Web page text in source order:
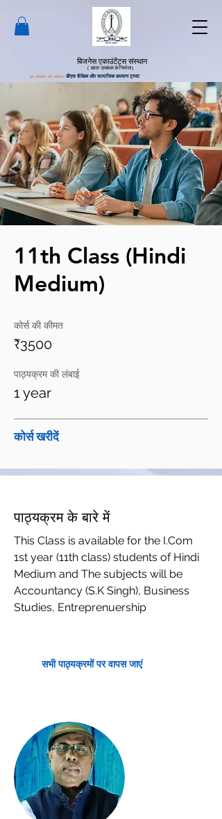
( खाता प्रबंधक केनिर्माता)
बिजनेस एकाउंटेंट्स संस्थान
द्वारा संचालित और प्रबंधित: डीएस शैक्षिक और सामाजिक कल्याण ट्रस्ट
11th Class (Hindi
Medium)
कोर्स की कीमत
₹3500
पाठ्यक्रम की लंबाई
1 year
कोर्स खरीदें
पाठ्यक्रम के बारे में
This Class is available for the I.Com
1st year (11th class) students of Hindi
Medium and The subjects will be
Accountancy (S.K Singh), Business
Studies, Entreprenuership
सभी पाठ्यक्रमों पर वापस जाएं